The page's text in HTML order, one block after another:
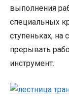
выполнения
специальных
ступеньках, на
прерывать
инструмент.